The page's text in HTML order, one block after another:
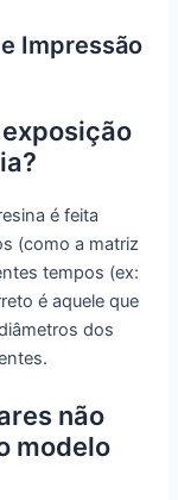
Impressão
é feita
(como a matriz
tempos (ex:
é aquele que
dos
não
modelo